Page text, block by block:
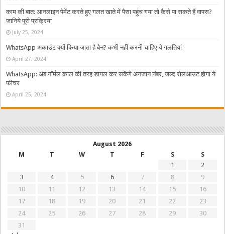
काम की बात: आनलाइन पेमेंट करते हुए गलत खाते में पैसा पहुंच गया तो कैसे पा सकते हैं वापस?
जानिये पूरी प्रक्रिया
July 25, 2024
WhatsApp अकाउंट क्यों किया जाता है बैन? कभी नहीं करनी चाहिए ये गलतियां
April 27, 2024
WhatsApp: अब नॉर्मल काल की तरह डायल कर सकेंगे अनजान नंबर, जल्द रोलआउट होगा ये
फीचर
April 25, 2024
August 2026
M
T W T F S
S
1
2
3
4 5 6 7 8
9
10
11 12 13 14 15
16
17
18 19 20 21 22
23
24
25 26 27 28 29
30
31